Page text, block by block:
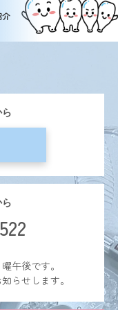
介
午後です。
らせします。